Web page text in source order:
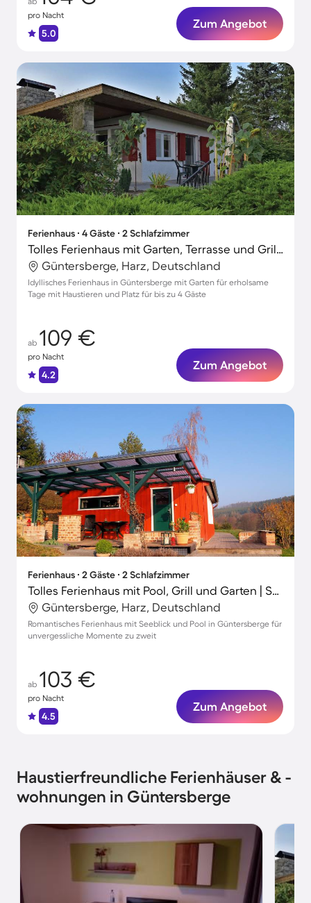
pro Nacht
5.0
Zum Angebot
Ferienhaus ∙ 4 Gäste ∙ 2 Schlafzimmer
Tolles Ferienhaus mit Garten, Terrasse und Grill | Hunde erlaubt
Güntersberge, Harz, Deutschland
Idyllisches Ferienhaus in Güntersberge mit Garten für erholsame
Tage mit Haustieren und Platz für bis zu 4 Gäste
ab 109 €
pro Nacht
4.2
Zum Angebot
Ferienhaus ∙ 2 Gäste ∙ 2 Schlafzimmer
Tolles Ferienhaus mit Pool, Grill und Garten | Seeblick | Haustiere sind willkommen
Güntersberge, Harz, Deutschland
Romantisches Ferienhaus mit Seeblick und Pool in Güntersberge für
unvergessliche Momente zu zweit
ab 103 €
pro Nacht
4.5
Zum Angebot
Haustierfreundliche Ferienhäuser & -
wohnungen in Güntersberge